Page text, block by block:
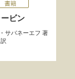
書籍
ビン
サバネーエフ 著